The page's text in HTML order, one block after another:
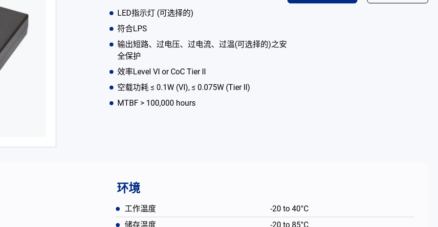
LED指示灯 (可选择的)
符合LPS
输出短路、过电压、过电流、过温(可选择的)之安
全保护
效率Level VI or CoC Tier II
空载功耗 ≤ 0.1W (VI), ≤ 0.075W (Tier II)
MTBF > 100,000 hours
环境
工作温度
-20 to 40°C
储存温度
-20 to 85°C